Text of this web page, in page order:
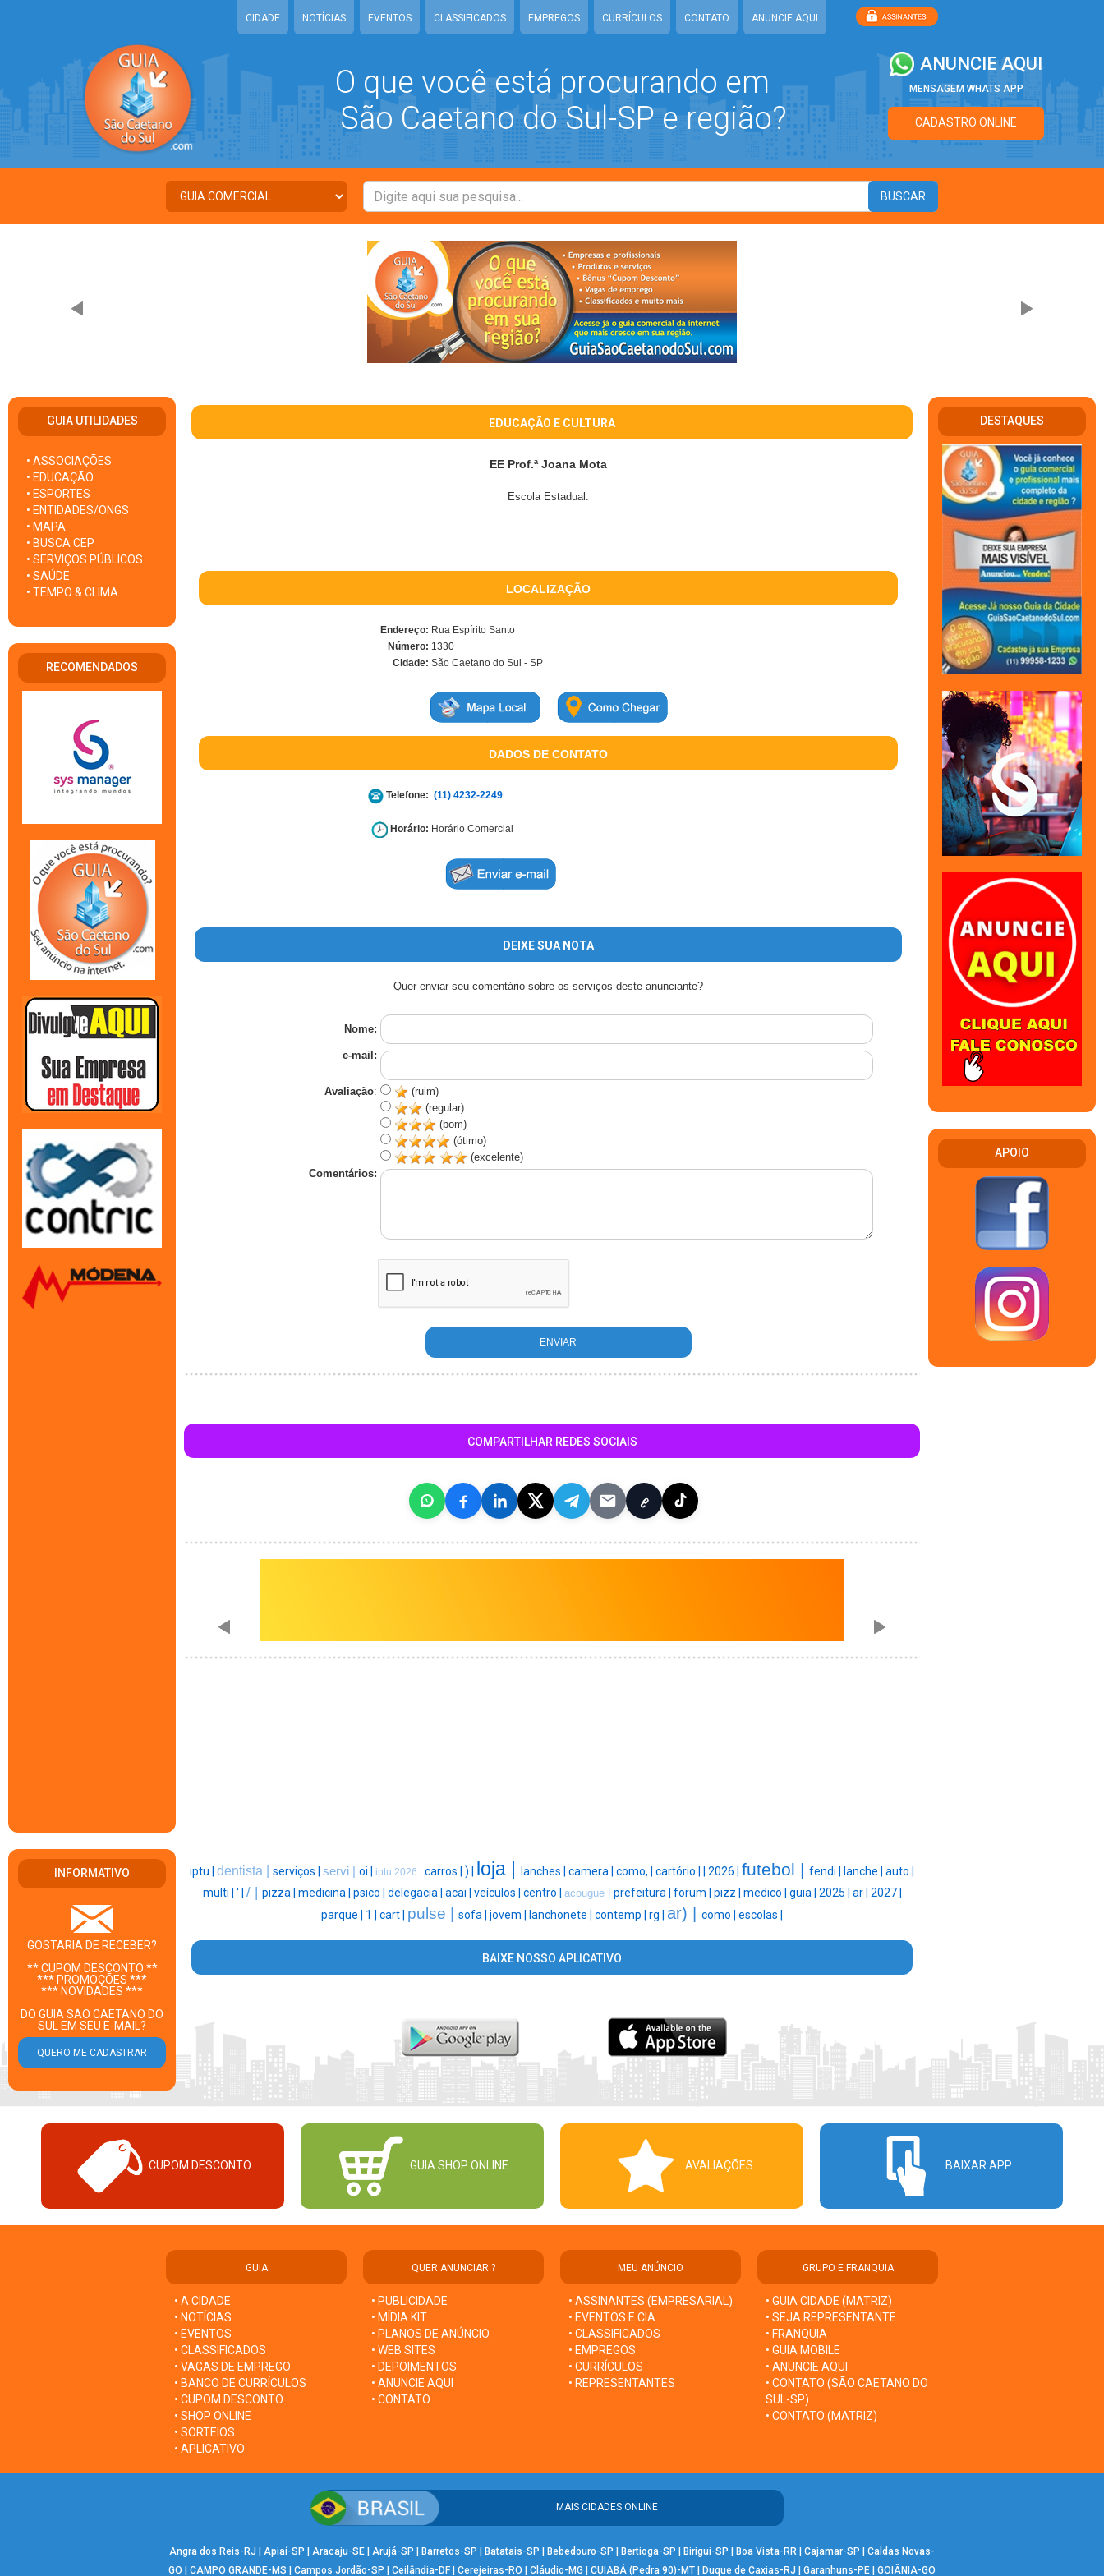
CIDADE NOTÍCIAS EVENTOS CLASSIFICADOS EMPREGOS CURRÍCULOS CONTATO ANUNCIE AQUI
O que você está procurando em
São Caetano do Sul-SP e região?
ANUNCIE AQUI
MENSAGEM WHATS APP
CADASTRO ONLINE
GUIA UTILIDADES
• ASSOCIAÇÕES
• EDUCAÇÃO
• ESPORTES
• ENTIDADES/ONGS
• MAPA
• BUSCA CEP
• SERVIÇOS PÚBLICOS
• SAÚDE
• TEMPO & CLIMA
RECOMENDADOS
INFORMATIVO
GOSTARIA DE RECEBER?
** CUPOM DESCONTO **
*** PROMOÇÕES ***
*** NOVIDADES ***
DO GUIA SÃO CAETANO DO
SUL EM SEU E-MAIL?
EDUCAÇÃO E CULTURA
EE Prof.ª Joana Mota
Escola Estadual.
LOCALIZAÇÃO
Endereço: Rua Espírito Santo
Número: 1330
Cidade: São Caetano do Sul - SP
DADOS DE CONTATO
Telefone: (11) 4232-2249
Horário: Horário Comercial
DEIXE SUA NOTA
Quer enviar seu comentário sobre os serviços deste anunciante?
Nome:
e-mail:
Avaliação:
(ruim)
(regular)
(bom)
(ótimo)
(excelente)
Comentários:
COMPARTILHAR REDES SOCIAIS
iptu | dentista | serviços | servi | oi | iptu 2026 | carros | ) | loja | lanches | camera | como, | cartório | 2026 | futebol | fendi | lanche | auto |
multi | ' | / | pizza | medicina | psico | delegacia | acai | veículos | centro | acougue | prefeitura | forum | pizz | medico | guia | 2025 | ar | 2027 |
parque | 1 | cart | pulse | sofa | jovem | lanchonete | contemp | rg | ar) | como | escolas |
BAIXE NOSSO APLICATIVO
DESTAQUES
APOIO
CUPOM DESCONTO GUIA SHOP ONLINE AVALIAÇÕES BAIXAR APP
GUIA
• A CIDADE
• NOTÍCIAS
• EVENTOS
• CLASSIFICADOS
• VAGAS DE EMPREGO
• BANCO DE CURRÍCULOS
• CUPOM DESCONTO
• SHOP ONLINE
• SORTEIOS
• APLICATIVO
QUER ANUNCIAR ?
• PUBLICIDADE
• MÍDIA KIT
• PLANOS DE ANÚNCIO
• WEB SITES
• DEPOIMENTOS
• ANUNCIE AQUI
• CONTATO
MEU ANÚNCIO
• ASSINANTES (EMPRESARIAL)
• EVENTOS E CIA
• CLASSIFICADOS
• EMPREGOS
• CURRÍCULOS
• REPRESENTANTES
GRUPO E FRANQUIA
• GUIA CIDADE (MATRIZ)
• SEJA REPRESENTANTE
• FRANQUIA
• GUIA MOBILE
• ANUNCIE AQUI
• CONTATO (SÃO CAETANO DO
SUL-SP)
• CONTATO (MATRIZ)
MAIS CIDADES ONLINE
Angra dos Reis-RJ | Apiaí-SP | Aracaju-SE | Arujá-SP | Barretos-SP | Batatais-SP | Bebedouro-SP | Bertioga-SP | Birigui-SP | Boa Vista-RR | Cajamar-SP | Caldas Novas-
GO | CAMPO GRANDE-MS | Campos Jordão-SP | Ceilândia-DF | Cerejeiras-RO | Cláudio-MG | CUIABÁ (Pedra 90)-MT | Duque de Caxias-RJ | Garanhuns-PE | GOIÂNIA-GO